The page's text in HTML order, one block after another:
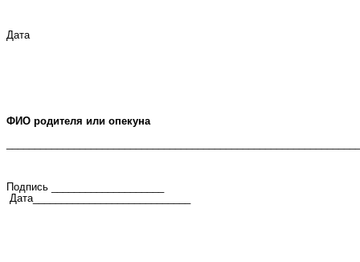
Дата
ФИО родителя или опекуна
Подпись ____________________
Дата____________________________